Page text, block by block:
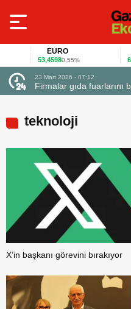
EURO
53,45980,55%
23 Mart 2026 - 07:12
Firmalar gıda
teknoloji
X’in başkanı görevini bırakıyor